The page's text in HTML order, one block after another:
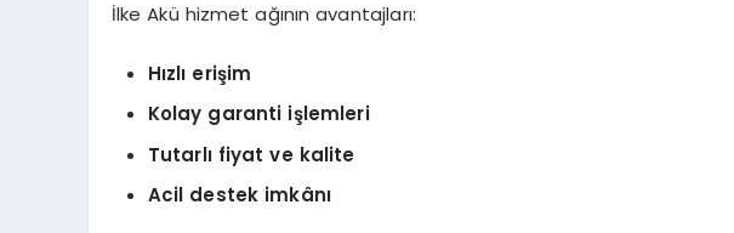
İlke Akü hizmet ağının avantajları:
Hızlı erişim
Kolay garanti işlemleri
Tutarlı fiyat ve kalite
Acil destek imkânı